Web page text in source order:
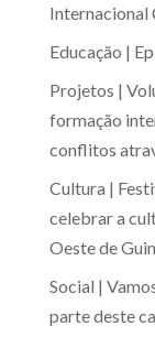
Internacional
Educação |
Projetos |
formação
conflitos
Cultura |
celebrar a
Oeste de
Social |
parte deste